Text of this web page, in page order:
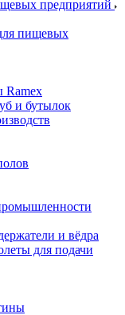
предприятий
пищевых
Ramex
и бутылок
и вёдра
для подачи